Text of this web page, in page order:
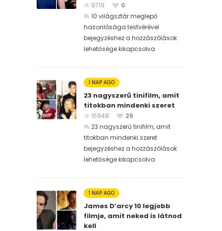
9719
0
10 világsztár meglepő
hasonlósága testvérével
bejegyzéshez a hozzászólások
lehetősége kikapcsolva
1 NAP AGO
23 nagyszerű tinifilm, amit
titokban mindenki szeret
15948
25
23 nagyszerű tinifilm, amit
titokban mindenki szeret
bejegyzéshez a hozzászólások
lehetősége kikapcsolva
1 NAP AGO
James D’arcy 10 legjobb
filmje, amit neked is látnod
kell